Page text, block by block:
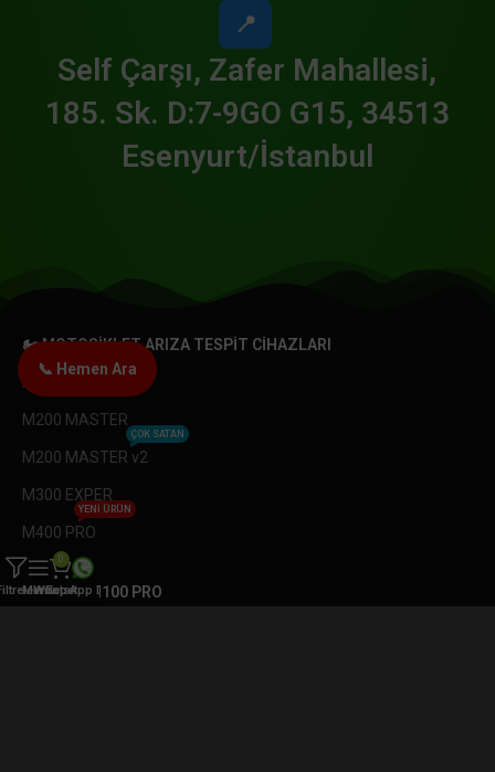
📍
Self Çarşı, Zafer Mahallesi,
185. Sk. D:7-9GO G15, 34513
Esenyurt/İstanbul
🏍️ MOTOSIKLET ARIZA TESPIT CIHAZLARI
M100 PRO
M200 MASTER
M200 MASTER v2
ÇOK SATAN
M300 EXPER
M400 PRO
YENI ÜRÜN
📟 JDIAG M100 PRO
Menü
0
Sepet
WhatsApp Destek
📞 Hemen Ara